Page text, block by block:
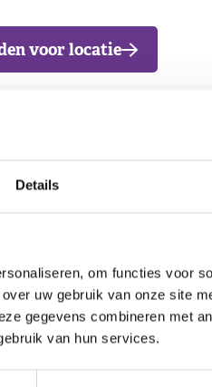
Details
om functies voor
uw gebruik van onze site
gegevens combineren met
van hun services.
voor locatie
en hebben we een
de locatie zijn een
verschillende